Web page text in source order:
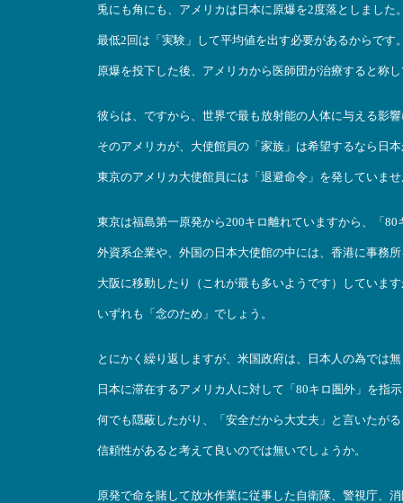
兎にも角にも、アメリカは日本に原爆を2度落としました
最低2回は「実験」して平均値を出す必要があるからです
原爆を投下した後、アメリカから医師団が治療すると称
彼らは、ですから、世界で最も放射能の人体に与える影
そのアメリカが、大使館員の「家族」は希望するなら日
東京のアメリカ大使館員には「退避命令」を発していま
東京は福島第一原発から200キロ離れていますから、「
外資系企業や、外国の日本大使館の中には、香港に事務
大阪に移動したり（これが最も多いようです）していま
いずれも「念のため」でしょう。
とにかく繰り返しますが、米国政府は、日本人の為では
日本に滞在するアメリカ人に対して「80キロ圏外」を指
何でも隠蔽したがり、「安全だから大丈夫」と言いたが
信頼性があると考えて良いのでは無いでしょうか。
原発で命を賭して放水作業に従事した自衛隊、警視庁、